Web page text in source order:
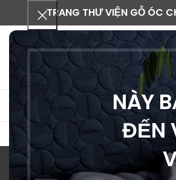
NÀY
ĐẾN
TRANG THƯ VIỆN GỖ ÓC
DANH MỤC SẢN PHẨM